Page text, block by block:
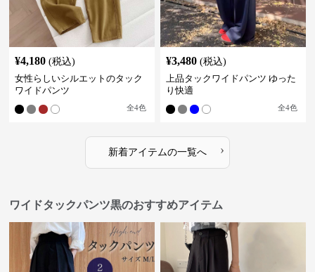
¥4,180 (税込)
女性らしいシルエットのタック
ワイドパンツ
全4色
¥3,480 (税込)
上品タックワイドパンツ ゆった
り快適
全4色
新着アイテムの一覧へ ›
ワイドタックパンツ黒のおすすめアイテム